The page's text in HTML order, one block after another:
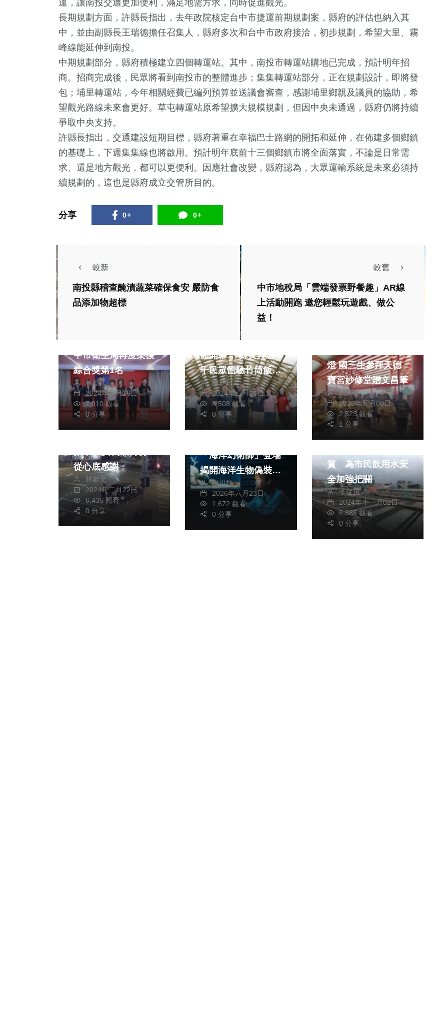
運，讓南投交通更加便利，滿足地需方求，同時促進觀光。
長期規劃方面，許縣長指出，去年政院核定台中市捷運前期規劃案，縣府的評估也納入其
中，並由副縣長王瑞德擔任召集人，縣府多次和台中市政府接洽，初步規劃，希望大里、霧
峰線能延伸到南投。
中期規劃部分，縣府積極建立四個轉運站。其中，南投市轉運站購地已完成，預計明年招
商。招商完成後，民眾將看到南投市的整體進步；集集轉運站部分，正在規劃設計，即將發
包；埔里轉運站，今年相關經費已編列預算並送議會審查，感謝埔里鄉親及議員的協助，希
望觀光路線未來會更好。草屯轉運站原希望擴大規模規劃，但因中央未通過，縣府仍將持續
爭取中央支持。
許縣長指出，交通建設短期目標，縣府著重在幸福巴士路網的開拓和延伸，在佈建多個鄉鎮
的基礎上，下週集集線也將啟用。預計明年底前十三個鄉鎮市將全面落實，不論是日常需
求、還是地方觀光，都可以更便利。因應社會改變，縣府認為，大眾運輸系統是未來必須持
續規劃的，這也是縣府成立交管所目的。
分享 0+ 0+
較新
南投縣稽查醃漬蔬菜確保食安 嚴防食
品添加物超標
較舊
中市地稅局「雲端發票野餐趣」AR線
上活動開跑 邀您輕鬆玩遊戲、做公
益！
中市衛生局再度榮獲
綜合獎第1名
林獻元
2024年七月16日
7,910 觀看
0 分享
文教
鹿谷小半天竹夢森活
節開幕 許縣長與逾
千民眾體驗竹筒飯
DIY陳朝枝
2024年二月24日
8,508 觀看
0 分享
燈 國三生參拜天德
寶宮妙修堂贈文昌筆
蘇榮泉
2026年五月08日
2,523 觀看
1 分享
社會
從心底感謝
林獻元
2024年二月22日
6,435 觀看
0 分享
社會 生活
「海洋幻術師」登場
揭開海洋生物偽裝生
存術楊川欽
2026年六月23日
1,672 觀看
0 分享
質 為市民飲用水安
全加強把關
季從茂
2024年十一月02日
6,885 觀看
0 分享
+ 138 +
旅遊
+
司法放大鏡
23 +
兩岸
5+
評論
5+
2024總統大選
11
2024立委選戰
168+
財經及消費
0+
兩岸藝苑天地
22+
影視 2023金鐘獎